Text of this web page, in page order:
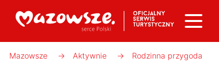
Mazowsze → Aktywnie → Rodzinna przygoda